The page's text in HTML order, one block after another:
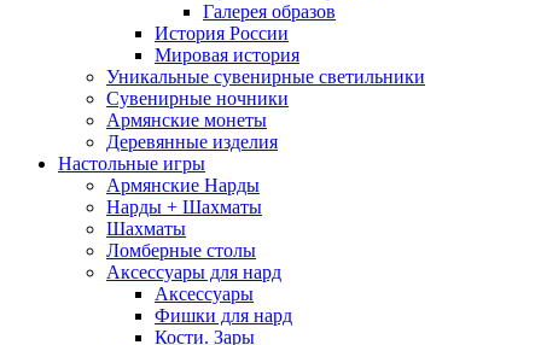
Галерея образов
История России
Мировая история
Уникальные сувенирные светильники
Сувенирные ночники
Армянские монеты
Деревянные изделия
Настольные игры
Армянские Нарды
Нарды + Шахматы
Шахматы
Ломберные столы
Аксессуары для нард
Аксессуары
Фишки для нард
Кости. Зары